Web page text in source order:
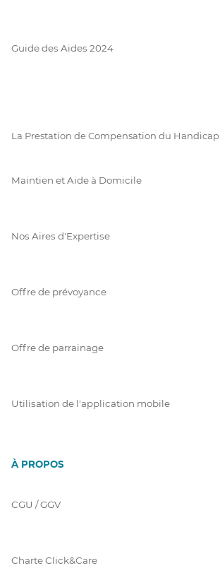
Guide des Aides 2024
La Prestation de Compensation du Handicap
Maintien et Aide à Domicile
Nos Aires d'Expertise
Offre de prévoyance
Offre de parrainage
Utilisation de l'application mobile
À PROPOS
CGU / GGV
Charte Click&Care